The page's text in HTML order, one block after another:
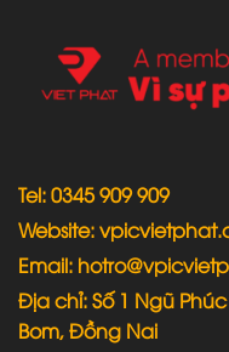
Tel: 0345 909 909
Website:
Email:
Địa chỉ: Số 1 Ngũ
Bom, Đồng Nai